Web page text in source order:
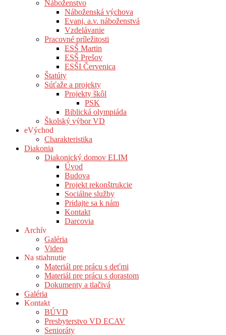
Náboženstvo
Náboženská výchova
Evanj. a.v. náboženstvá
Vzdelávanie
Pracovné príležitosti
ESŠ Martin
ESŠ Prešov
ESŠI Červenica
Štatúty
Súťaže a projekty
Projekty škôl
PSK
Biblická olympiáda
Školský výbor VD
eVýchod
Charakteristika
Diakonia
Diakonický domov ELIM
Úvod
Budova
Projekt rekonštrukcie
Sociálne služby
Pridajte sa k nám
Kontakt
Darcovia
Archív
Galéria
Video
Na stiahnutie
Materiál pre prácu s deťmi
Materiál pre prácu s dorastom
Dokumenty a tlačivá
Galéria
Kontakt
BÚVD
Presbyterstvo VD ECAV
Senioráty